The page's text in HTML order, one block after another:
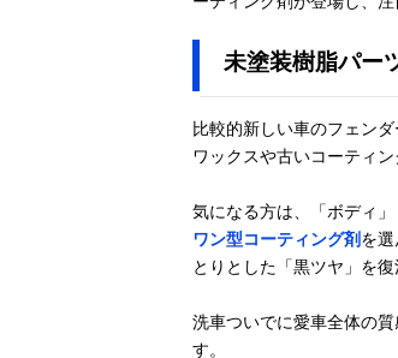
未塗装樹脂パー
比較的新しい車のフェン
ワックスや古いコーティ
気になる方は、「ボディ
ワン型コーティング剤を
とりとした「黒ツヤ」を
洗車ついでに愛車全体の
す。